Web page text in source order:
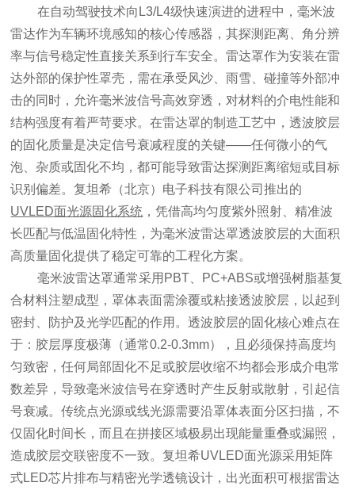
在自动驾驶技术向L3/L4级快速演进的进程中，毫米波
雷达作为车辆环境感知的核心传感器，其探测距离、角分辨
率与信号稳定性直接关系到行车安全。雷达罩作为安装在雷
达外部的保护性罩壳，需在承受风沙、雨雪、碰撞等外部冲
击的同时，允许毫米波信号高效穿透，对材料的介电性能和
结构强度有着严苛要求。在雷达罩的制造工艺中，透波胶层
的固化质量是决定信号衰减程度的关键——任何微小的气
泡、杂质或固化不均，都可能导致雷达探测距离缩短或目标
识别偏差。复坦希（北京）电子科技有限公司推出的
UVLED面光源固化系统 ，凭借高均匀度紫外照射、精准波
长匹配与低温固化特性，为毫米波雷达罩透波胶层的大面积
高质量固化提供了稳定可靠的工程化方案。
毫米波雷达罩通常采用PBT、PC+ABS或增强树脂基复
合材料注塑成型，罩体表面需涂覆或粘接透波胶层，以起到
密封、防护及光学匹配的作用。透波胶层的固化核心难点在
于：胶层厚度极薄（通常0.2-0.3mm），且必须保持高度均
匀致密，任何局部固化不足或胶层收缩不均都会形成介电常
数差异，导致毫米波信号在穿透时产生反射或散射，引起信
号衰减。传统点光源或线光源需要沿罩体表面分区扫描，不
仅固化时间长，而且在拼接区域极易出现能量重叠或漏照，
造成胶层交联密度不一致。复坦希UVLED面光源采用矩阵
式LED芯片排布与精密光学透镜设计，出光面积可根据雷达